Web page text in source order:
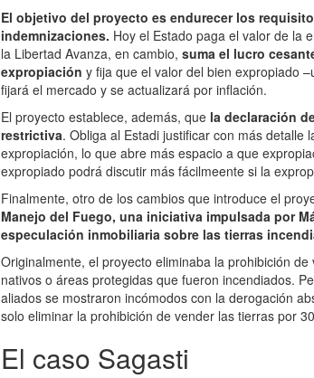
El objetivo del proyecto es endurecer los
indemnizaciones. Hoy el Estado paga el valor de la
la Libertad Avanza, en cambio, suma el lucro
expropiación y fija que el valor del bien expropiado
fijará el mercado y se actualizará por inflación.
El proyecto establece, además, que la declaración
restrictiva. Obliga al Estadi justificar con más
expropiación, lo que abre más espacio a que
expropiado podrá discutir más fácilmeente si la
Finalmente, otro de los cambios que introduce el
Manejo del Fuego, una iniciativa impulsada por
especulación inmobiliaria sobre las tierras
Originalmente, el proyecto eliminaba la prohibición
nativos o áreas protegidas que fueron incendiados.
aliados se mostraron incómodos con la derogación
solo eliminar la prohibición de vender las tierras por
El caso Sagasti